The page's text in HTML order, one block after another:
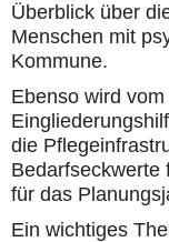
Überblick über
Menschen mit
Kommune.
Ebenso wird
die
Bedarfseckwerte
für das
Ein wichtiges